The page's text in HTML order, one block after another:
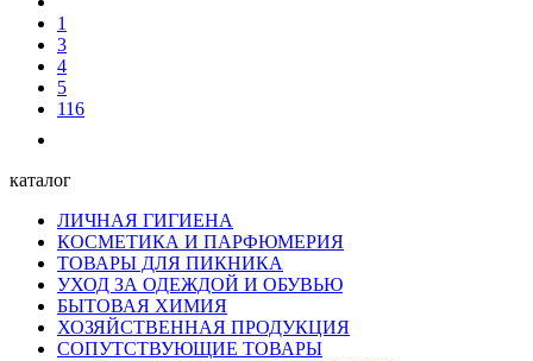
1
3
4
5
116
каталог
ЛИЧНАЯ ГИГИЕНА
КОСМЕТИКА И ПАРФЮМЕРИЯ
ТОВАРЫ ДЛЯ ПИКНИКА
УХОД ЗА ОДЕЖДОЙ И ОБУВЬЮ
БЫТОВАЯ ХИМИЯ
ХОЗЯЙСТВЕННАЯ ПРОДУКЦИЯ
СОПУТСТВУЮЩИЕ ТОВАРЫ